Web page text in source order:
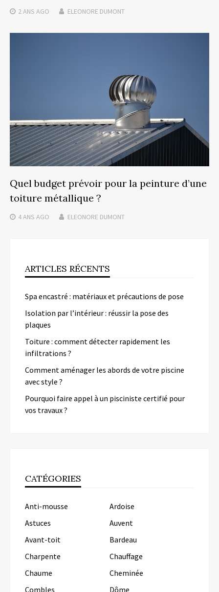
2 ANS AGO ELEONORE DUMONT
Quel budget prévoir pour la peinture d’une
toiture métallique ?
4 ANS AGO ELEONORE DUMONT
ARTICLES RÉCENTS
Spa encastré : matériaux et précautions de pose
Isolation par l’intérieur : réussir la pose des
plaques
Toiture : comment détecter rapidement les
infiltrations ?
Comment aménager les abords de votre piscine
avec style ?
Pourquoi faire appel à un pisciniste certifié pour
vos travaux ?
CATÉGORIES
Anti-mousse
Ardoise
Astuces
Auvent
Avant-toit
Bardeau
Charpente
Chauffage
Chaume
Cheminée
Combles
Dôme